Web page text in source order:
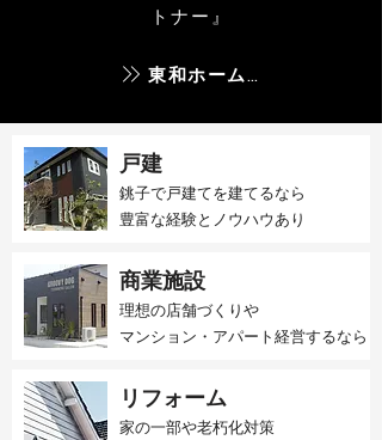
トナー』
東和ホームとは
戸建
銚子で戸建てを建てるなら​
豊富な経験とノウハウあり
商業施設
理想の店舗づくりや
マンション・アパート経営するなら
リフォーム
家の一部や老朽化対策